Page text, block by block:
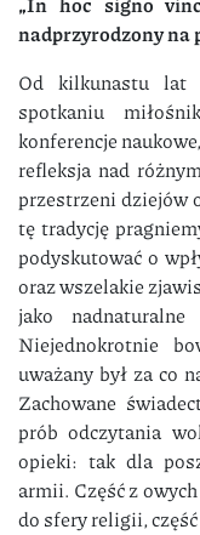
nadprzyrodzony na
Od kilkunastu lat
spotkaniu
konferencje
refleksja nad
przestrzeni dziejów
tę tradycję
podyskutować o
oraz wszelakie
jako
Niejednokrotnie
uważany był za co
Zachowane
prób odczytania
opieki: tak dla
armii. Część z
do sfery religii,